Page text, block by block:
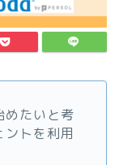
めたいと考
トを利用